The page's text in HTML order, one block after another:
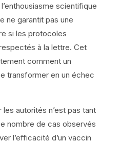
scientifique
ne garantit pas une
si les protocoles
à la lettre. Cet
comment un
transformer en un échec
autorités n’est pas tant
nombre de cas observés
l’efficacité d’un vaccin